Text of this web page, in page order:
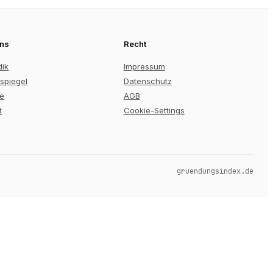
Recht
Impressum
Datenschutz
AGB
Cookie-Settings
gruendungsindex.de